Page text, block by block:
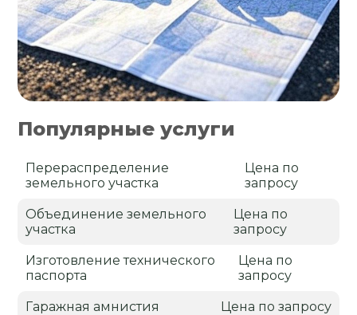
Популярные услуги
Перераспределение
земельного участка
Цена по
запросу
Объединение земельного
участка
Цена по
запросу
Изготовление технического
паспорта
Цена по
запросу
Гаражная амнистия Цена по запросу